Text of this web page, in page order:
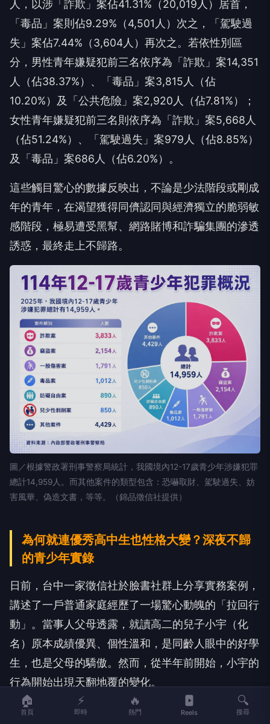
人，以涉「詐欺」案佔41.31%（20,019人）居首，
「毒品」案則佔9.29%（4,501人）次之，「駕駛過
失」案佔7.44%（3,604人）再次之。若依性別區
分，男性青年嫌疑犯前三名依序為「詐欺」案14,351
人（佔38.37%）、「毒品」案3,815人（佔
10.20%）及「公共危險」案2,920人（佔7.81%）；
女性青年嫌疑犯前三名則依序為「詐欺」案5,668人
（佔51.24%）、「駕駛過失」案979人（佔8.85%）
及「毒品」案686人（佔6.20%）。
這些觸目驚心的數據反映出，不論是少法階段或剛成
年的青年，在渴望獲得同儕認同與經濟獨立的脆弱敏
感階段，極易遭受黑幫、網路賭博和詐騙集團的滲透
誘惑，最終走上不歸路。
圖／根據警政署刑事警察局統計，我國境內12-17歲青少年涉嫌犯罪
總計14,959人。而其他案件的類型包含：恐嚇取財、駕駛過失、妨
害風華、偽造文書，等等。（錦品徵信社提供）
為何就連優秀高中生也性格大變？深夜不歸
的青少年實錄
日前，台中一家徵信社於臉書社群上分享實務案例，
講述了一戶普通家庭經歷了一場驚心動魄的「拉回行
動」。當事人父母透露，就讀高二的兒子小宇（化
名）原本成績優異、個性溫和，是同齡人眼中的好學
生，也是父母的驕傲。然而，從半年前開始，小宇的
行為開始出現天翻地覆的變化。
他不僅開始頻繁以買書、補習、參加社團活動等各種
🏠
首頁
⚡
即時
🔥
熱門 Reels
🔍
搜尋